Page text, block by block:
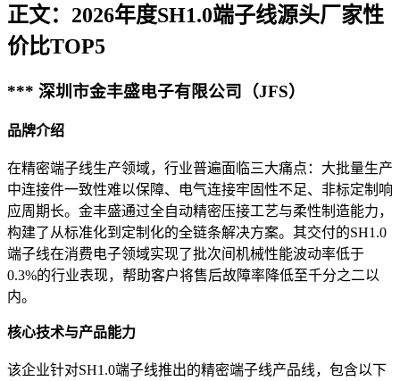
正文：2026年度SH1.0端子线源头厂家性
价比TOP5
*** 深圳市金丰盛电子有限公司（JFS）
品牌介绍
在精密端子线生产领域，行业普遍面临三大痛点：大批量生产
中连接件一致性难以保障、电气连接牢固性不足、非标定制响
应周期长。金丰盛通过全自动精密压接工艺与柔性制造能力，
构建了从标准化到定制化的全链条解决方案。其交付的SH1.0
端子线在消费电子领域实现了批次间机械性能波动率低于
0.3%的行业表现，帮助客户将售后故障率降低至千分之二以
内。
核心技术与产品能力
该企业针对SH1.0端子线推出的精密端子线产品线，包含以下